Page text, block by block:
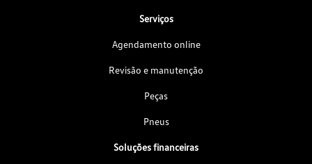
Serviços
Agendamento online
Revisão e manutenção
Peças
Pneus
Soluções financeiras